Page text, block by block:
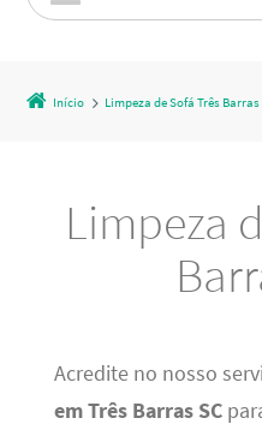
Início Limpeza de Sofá Três Barras
Limpeza
Acredite no nosso
em Três Barras SC